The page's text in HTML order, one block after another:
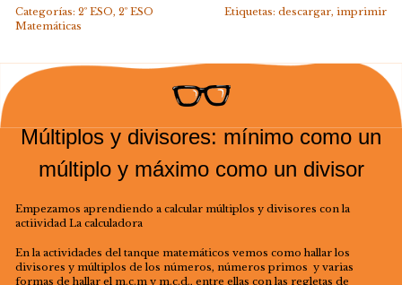
Categorías: 2º ESO, 2º ESO
Matemáticas
Etiquetas:descargar,imprimir
Múltiplos y divisores: mínimo como un
múltiplo y máximo como un divisor
Empezamos aprendiendo a calcular múltiplos y divisores con la
actiividad La calculadora
En la actividades del tanque matemáticos vemos como hallar los
divisores y múltiplos de los números, números primos y varias
formas de hallar el m.c.m y m.c.d., entre ellas con las regletas de